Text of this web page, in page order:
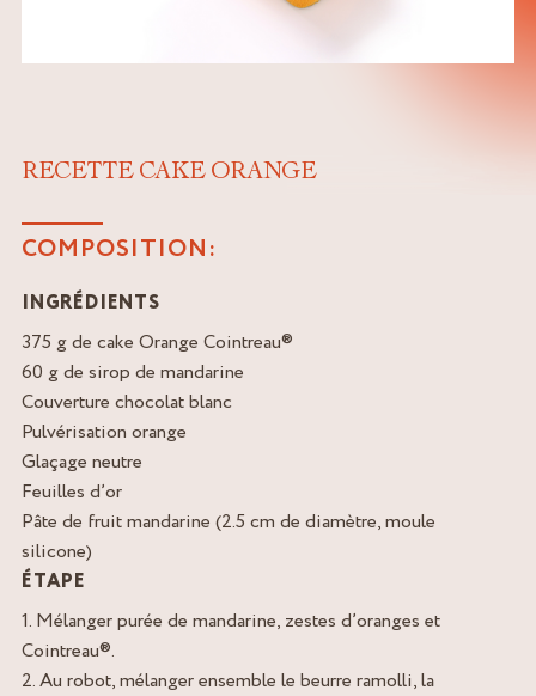
RECETTE CAKE ORANGE
COMPOSITION:
INGRÉDIENTS
375 g de cake Orange Cointreau®
60 g de sirop de mandarine
Couverture chocolat blanc
Pulvérisation orange
Glaçage neutre
Feuilles d’or
Pâte de fruit mandarine (2.5 cm de diamètre, moule
silicone)
ÉTAPE
1. Mélanger purée de mandarine, zestes d’oranges et
Cointreau®.
2. Au robot, mélanger ensemble le beurre ramolli, la